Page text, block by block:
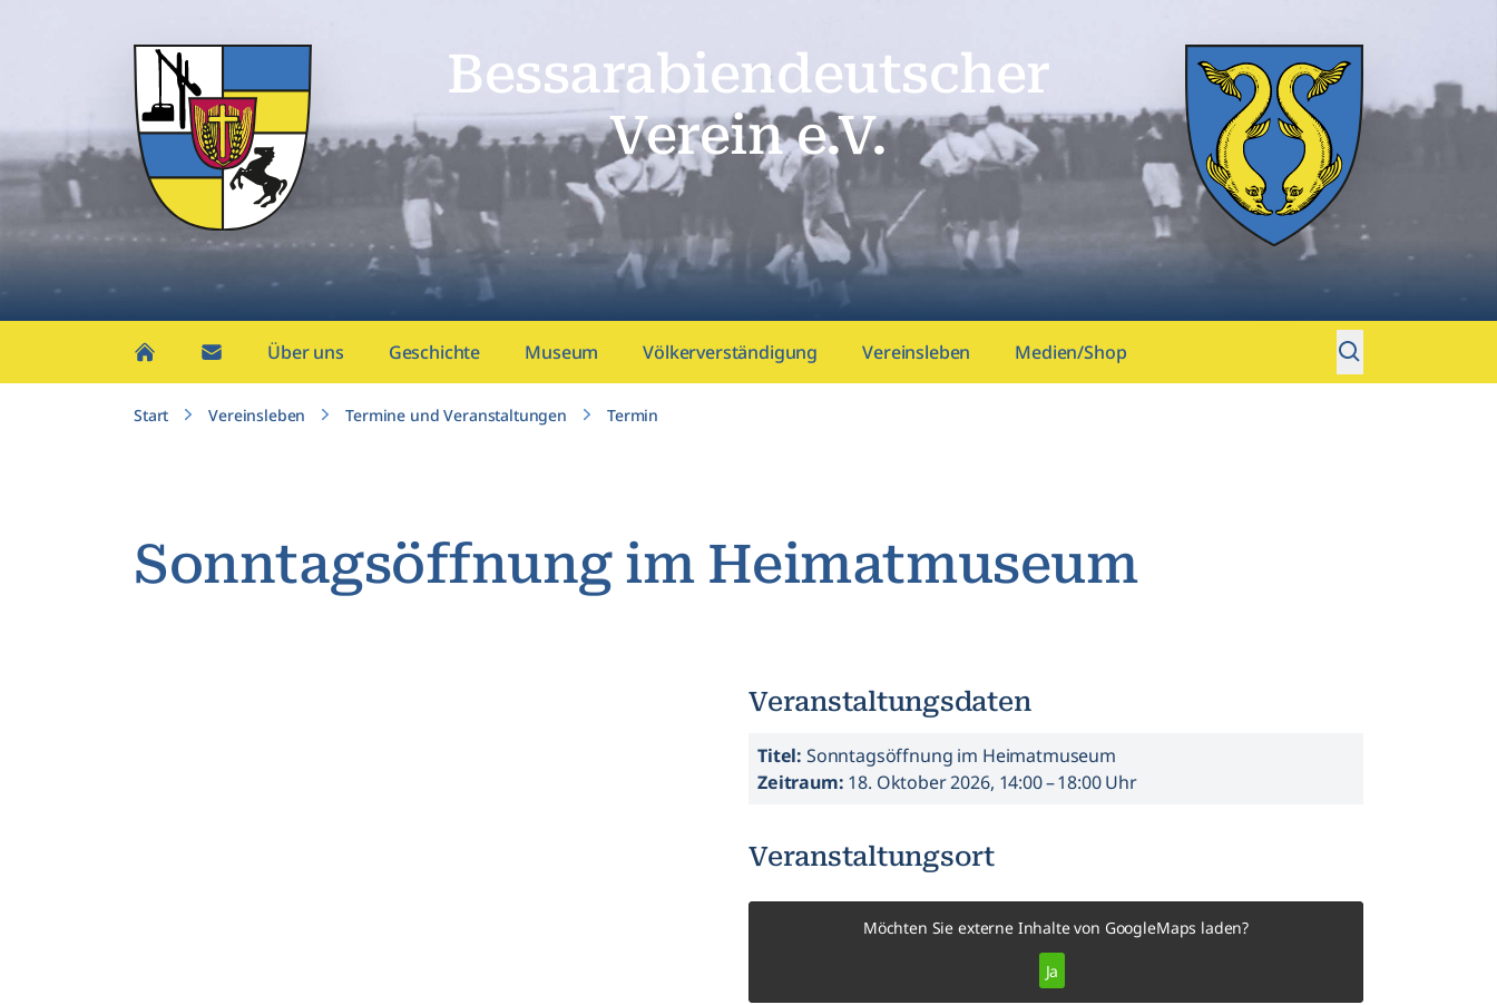
Bessarabien­deutscher
Verein e.V.
Über uns Geschichte Museum Völkerverständigung Vereinsleben Medien/Shop
Start Vereinsleben Termine und Veranstaltungen Termin
Sonntagsöffnung im Heimatmuseum
Veranstaltungsdaten
Titel: Sonntagsöffnung im Heimatmuseum
Zeitraum: 18. Oktober 2026, 14:00 – 18:00 Uhr
Veranstaltungsort
Möchten Sie externe Inhalte von GoogleMaps laden?
Ja